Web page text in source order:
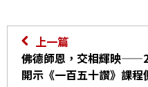
上一篇
佛德師恩，交相輝映
開示《一百五十讚》課程